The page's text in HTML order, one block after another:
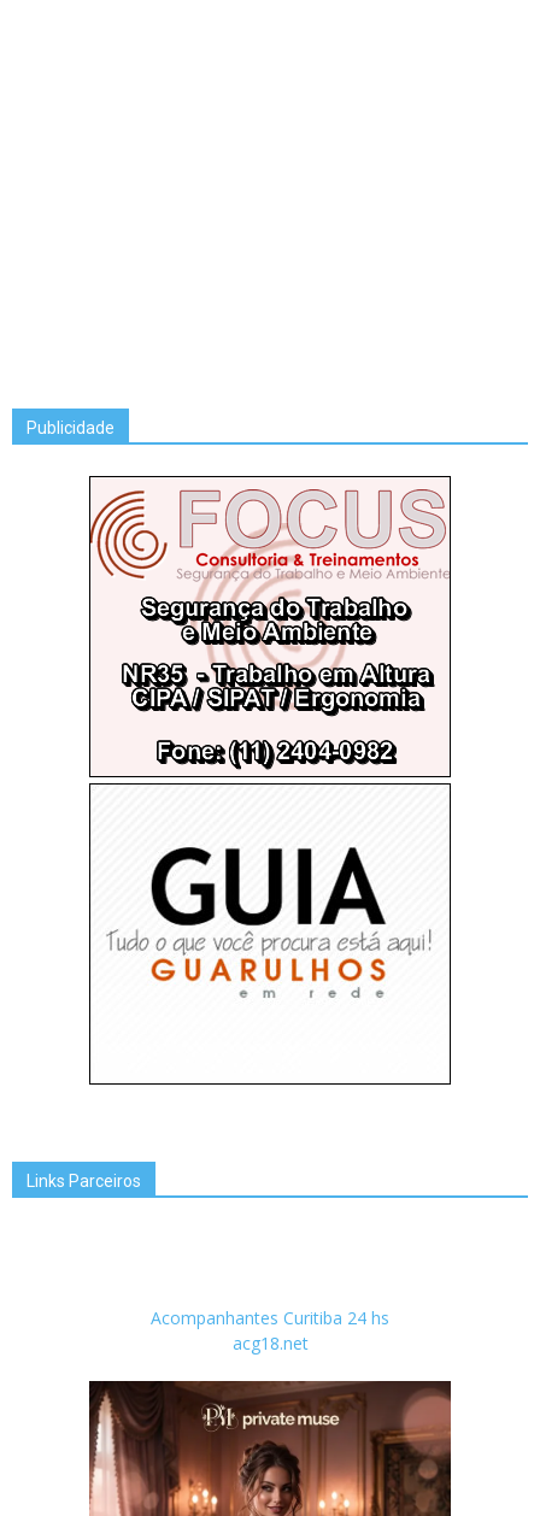
Publicidade
Links Parceiros
Acompanhantes Curitiba 24 hs
acg18.net